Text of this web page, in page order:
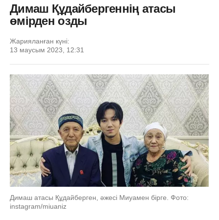
Димаш Құдайбергеннің атасы
өмірден озды
Жарияланған күні:
13 маусым 2023, 12:31
Димаш атасы Құдайберген, әжесі Миуамен бірге. Фото:
instagram/miuaniz